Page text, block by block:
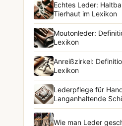
Echtes Leder:
Tierhaut im Lexikon
Moutonleder:
Lexikon
Anreißzirkel:
Lexikon
Lederpflege für
Langanhaltende
Wie man Leder